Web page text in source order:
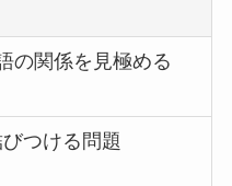
の関係を見極める
つける問題